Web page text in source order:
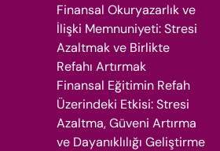
Finansal Okuryazarlık ve
İlişki Memnuniyeti: Stresi
Azaltmak ve Birlikte
Refahı Artırmak
Finansal Eğitimin Refah
Üzerindeki Etkisi: Stresi
Azaltma, Güveni Artırma
ve Dayanıklılığı Geliştirme